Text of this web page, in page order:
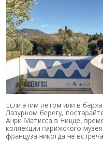
Если этим летом или в
Лазурном берегу,
Анри Матисса в Ницце,
коллекции парижского
француза никогда не